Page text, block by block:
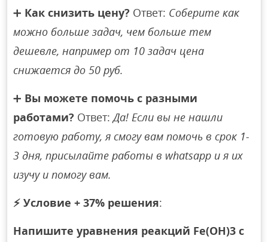
➕ Как снизить цену? Ответ: Соберите как
можно больше задач, чем больше тем
дешевле, например от 10 задач цена
снижается до 50 руб.
➕ Вы можете помочь с разными
работами? Ответ:Да! Если вы не нашли
готовую работу, я смогу вам помочь в срок 1-
3 дня, присылайте работы в whatsapp и я их
изучу и помогу вам.
⚡ Условие + 37% решения:
Напишите уравнения реакций Fе(ОН)3 с